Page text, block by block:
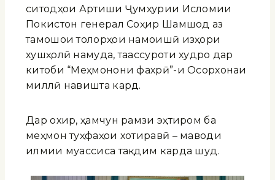
ситодҳои Артиши Ҷумҳурии Исломии
Покистон генерал Соҳир Шамшод аз
тамошои толорҳои намоишӣ изҳори
хушҳолӣ намуда, таассуроти худро дар
китоби “Меҳмонони фахрӣ”-и Осорхонаи
миллӣ навишта кард.
Дар охир, ҳамчун рамзи эҳтиром ба
меҳмон туҳфаҳои хотиравӣ – маводи
илмии муассиса тақдим карда шуд.